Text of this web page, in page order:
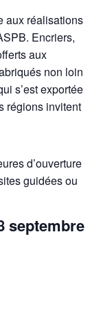
aux réalisations
Encriers,
aux
non loin
s’est exportée
régions invitent
d’ouverture
guidées ou
septembre